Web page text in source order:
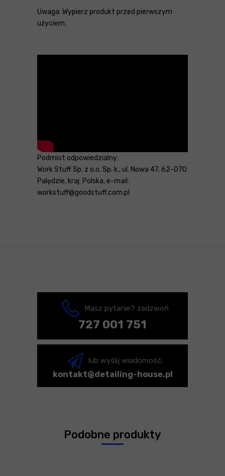
Uwaga: Wypierz produkt przed pierwszym
użyciem.
Podmiot odpowiedzialny:
Work Stuff Sp. z o.o. Sp. k., ul. Nowa 47, 62-070
Palędzie, kraj: Polska, e-mail:
workstuff@goodstuff.com.pl
Masz pytanie? zadzwoń
727 001 751
lub wyślij wiadomość:
kontakt@detailing-house.pl
Podobne produkty